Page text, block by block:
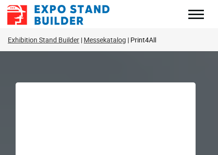
Zum
Inhalt
Exhibition Stand Builder Messekatalog Print4All